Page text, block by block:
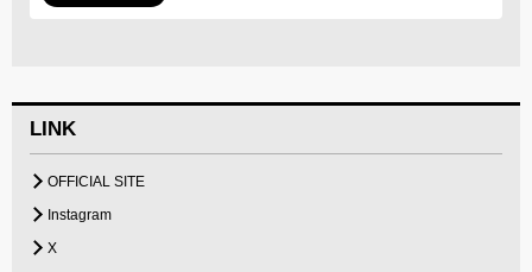
LINK
OFFICIAL SITE
Instagram
X